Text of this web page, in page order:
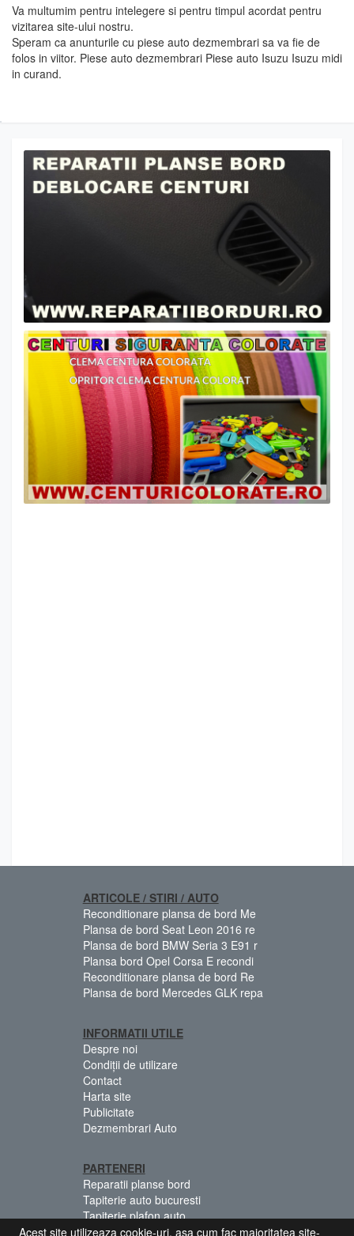
Va multumim pentru intelegere si pentru timpul acordat pentru
vizitarea site-ului nostru.
Speram ca anunturile cu piese auto dezmembrari sa va fie de
folos in viitor. Piese auto dezmembrari Piese auto Isuzu Isuzu midi
in curand.
ARTICOLE / STIRI / AUTO
Reconditionare plansa de bord Me
Plansa de bord Seat Leon 2016 re
Plansa de bord BMW Seria 3 E91 r
Plansa bord Opel Corsa E recondi
Reconditionare plansa de bord Re
Plansa de bord Mercedes GLK repa
INFORMATII UTILE
Despre noi
Condiții de utilizare
Contact
Harta site
Publicitate
Dezmembrari Auto
PARTENERI
Reparatii planse bord
Tapiterie auto bucuresti
Tapiterie plafon auto
Centuri siguranta colorate
Acest site utilizeaza cookie-uri, asa cum fac majoritatea site-